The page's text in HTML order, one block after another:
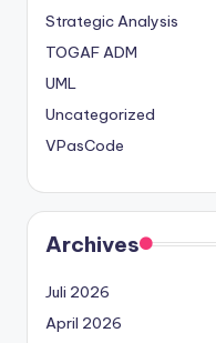
Strategic Analysis
TOGAF ADM
UML
Uncategorized
VPasCode
Archives
Juli 2026
April 2026